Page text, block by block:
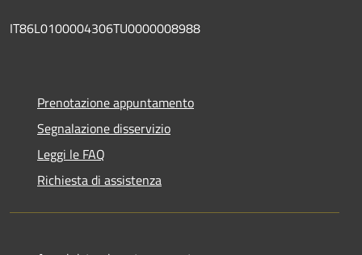
IT86L0100004306TU0000008988
Prenotazione appuntamento
Segnalazione disservizio
Leggi le FAQ
Richiesta di assistenza